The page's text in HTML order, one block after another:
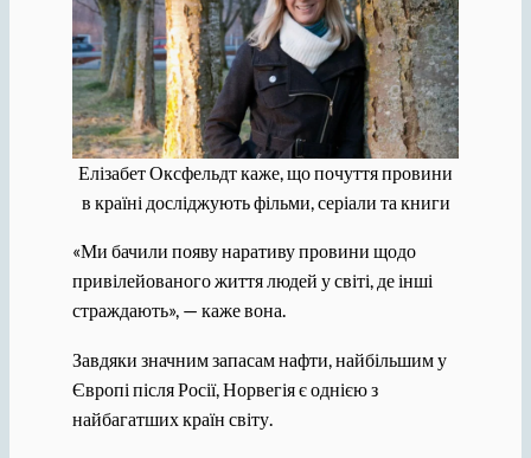
Елізабет Оксфельдт каже, що почуття провини
в країні досліджують фільми, серіали та книги
«Ми бачили появу наративу провини щодо
привілейованого життя людей у ​​світі, де інші
страждають», — каже вона.
Завдяки значним запасам нафти, найбільшим у
Європі після Росії, Норвегія є однією з
найбагатших країн світу.